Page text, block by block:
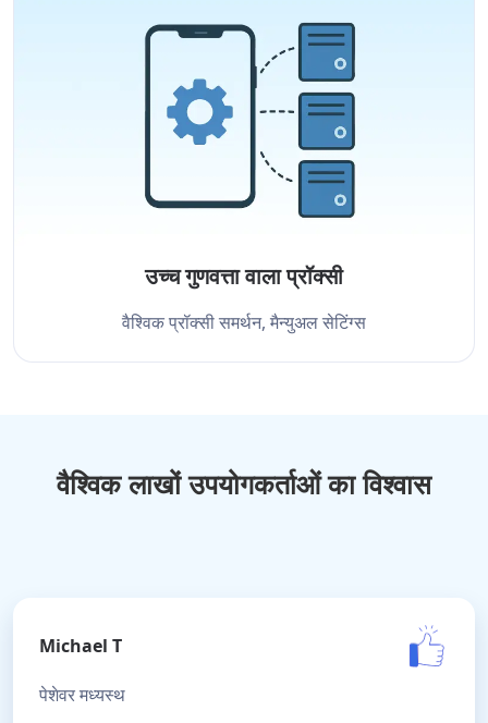
उच्च गुणवत्ता वाला प्रॉक्सी
वैश्विक प्रॉक्सी समर्थन, मैन्युअल सेटिंग्स
वैश्विक लाखों उपयोगकर्ताओं का विश्वास
Michael T
पेशेवर मध्यस्थ